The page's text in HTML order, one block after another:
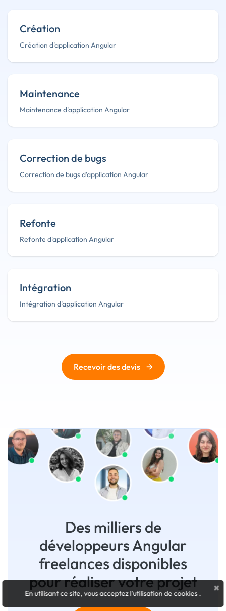
Création
Création d'application Angular
Maintenance
Maintenance d'application Angular
Correction de bugs
Correction de bugs d'application Angular
Refonte
Refonte d'application Angular
Intégration
Intégration d'application Angular
Recevoir des devis →
Des milliers de
développeurs Angular
freelances disponibles
pour réaliser votre projet
×
En utilisant ce site, vous acceptez l'utilisation de cookies.